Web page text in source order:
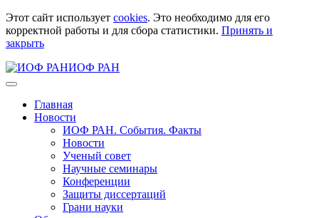
Этот сайт использует cookies. Это необходимо для его
корректной работы и для сбора статистики. Принять и
закрыть
ИОФ РАН
Главная
Новости
ИОФ РАН. События. Факты
Новости
Ученый совет
Научные семинары
Конференции
Защиты диссертаций
Грани науки